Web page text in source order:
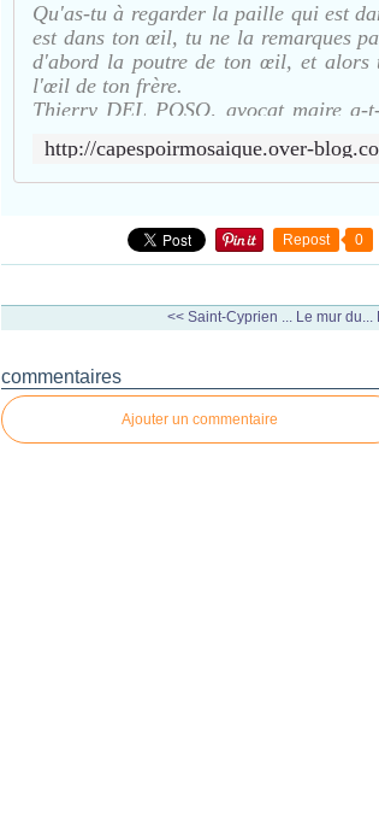
Qu'as-tu à regarder la paille qui est
est dans ton œil, tu ne la remarques
d'abord la poutre de ton œil, et
l'œil de ton frère.
Thierry DEL POSO, avocat maire
Repost 0
<< Saint-Cyprien ... Le mur du...
commentaires
Ajouter un commentaire